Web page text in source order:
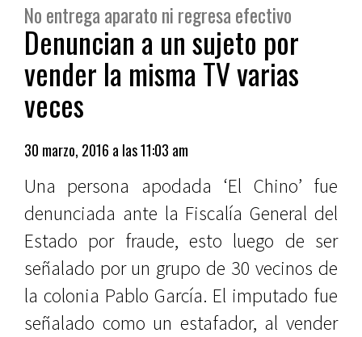
No entrega aparato ni regresa efectivo
Denuncian a un sujeto por
vender la misma TV varias
veces
30 marzo, 2016 a las 11:03 am
Una persona apodada ‘El Chino’ fue
denunciada ante la Fiscalía General del
Estado por fraude, esto luego de ser
señalado por un grupo de 30 vecinos de
la colonia Pablo García. El imputado fue
señalado como un estafador, al vender